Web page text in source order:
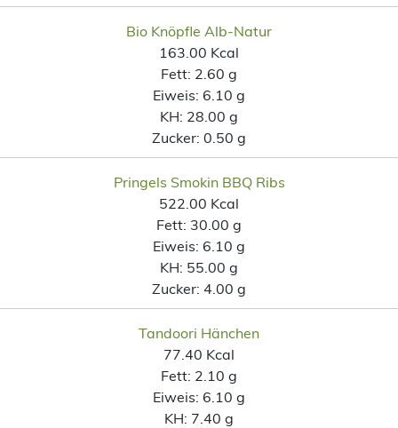
Bio Knöpfle Alb-Natur
163.00 Kcal
Fett: 2.60 g
Eiweis: 6.10 g
KH: 28.00 g
Zucker: 0.50 g
Pringels Smokin BBQ Ribs
522.00 Kcal
Fett: 30.00 g
Eiweis: 6.10 g
KH: 55.00 g
Zucker: 4.00 g
Tandoori Hänchen
77.40 Kcal
Fett: 2.10 g
Eiweis: 6.10 g
KH: 7.40 g